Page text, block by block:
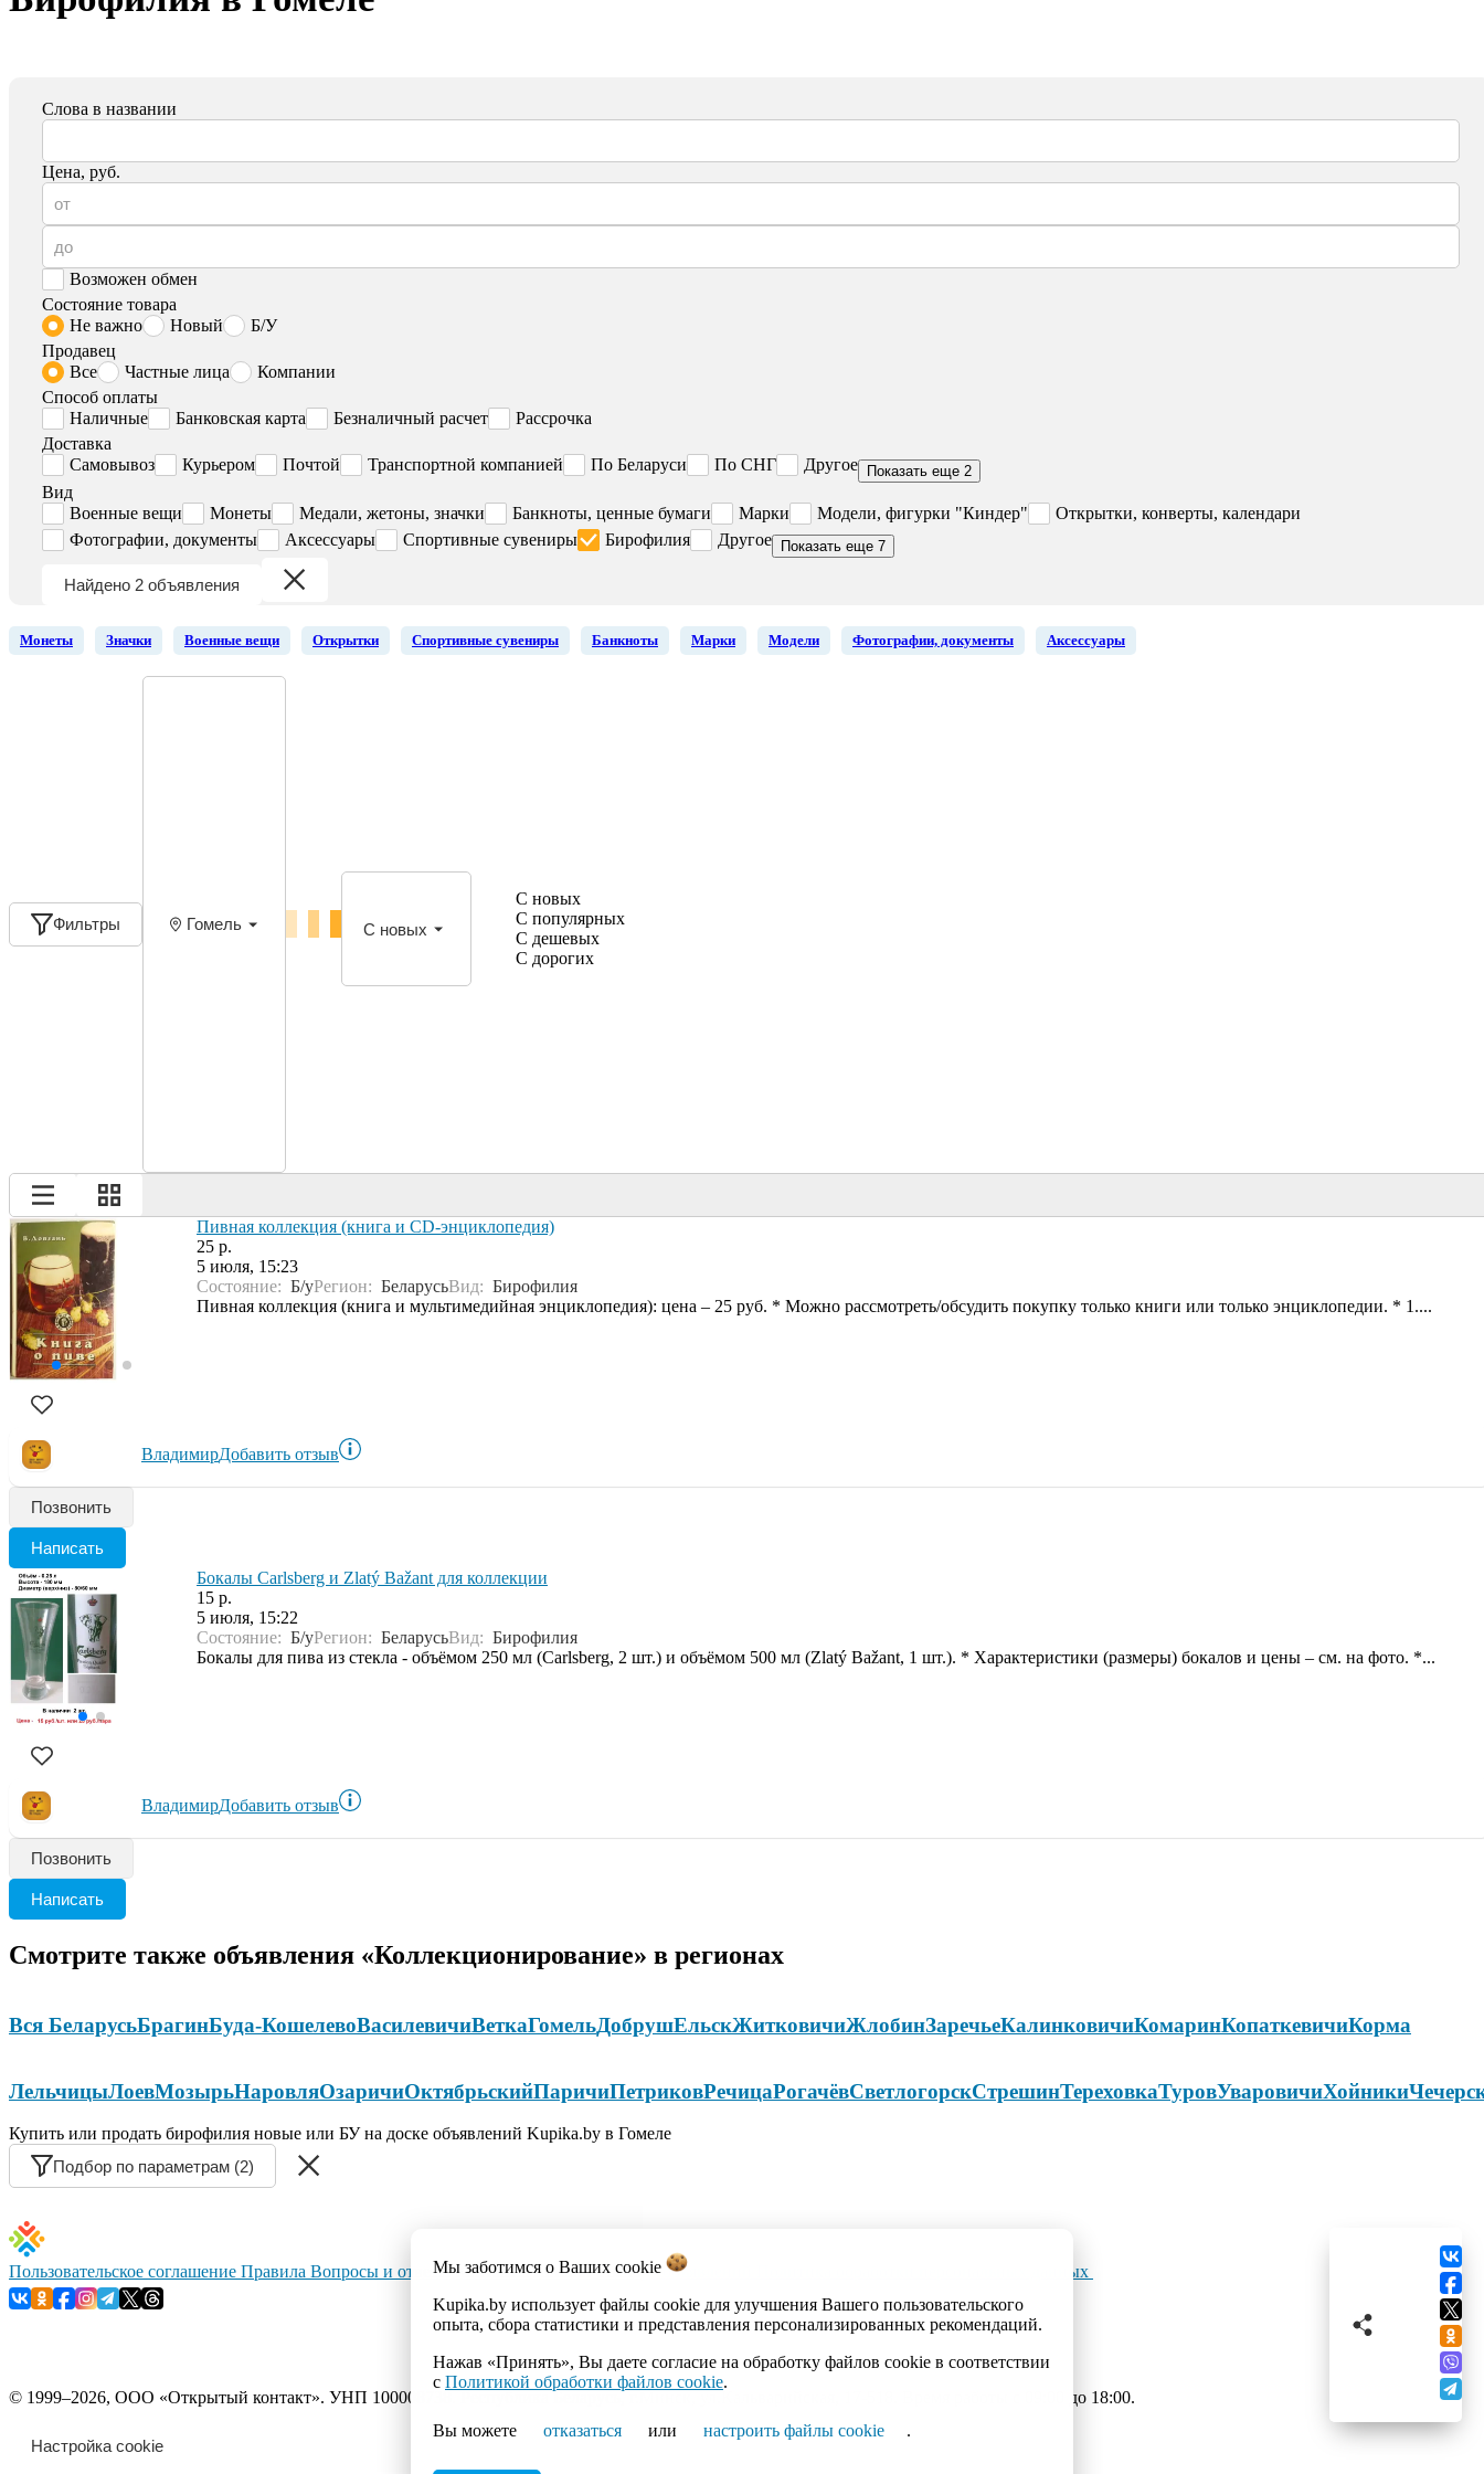
Слова в названии
Цена, руб.
Возможен обмен
Состояние товара
Не важно
Новый
Б/У
Продавец
Все
Частные лица
Компании
Способ оплаты
Наличные
Банковская карта Безналичный расчет
Рассрочка
Доставка
Самовывоз
Курьером Почтой Транспортной компанией По Беларуси По СНГ Другое Показать еще 2
Вид
Военные вещи
Монеты Медали, жетоны, значки Банкноты, ценные бумаги Марки Модели, фигурки "Киндер"
Открытки, конверты, календари
Фотографии, документы
Аксессуары Спортивные сувениры Бирофилия Другое Показать еще 7
Найдено 2 объявления
Монеты Значки Военные вещи Открытки Спортивные сувениры Банкноты Марки Модели Фотографии, документы Аксессуары
Фильтры Гомель С новых
С новых
С популярных
С дешевых
С дорогих
Пивная коллекция (книга и CD-энциклопедия)
25 р.
5 июля, 15:23
Состояние: Б/уРегион: БеларусьВид: Бирофилия
Пивная коллекция (книга и мультимедийная энциклопедия): цена – 25 руб. * Можно рассмотреть/обсудить покупку только книги или только энциклопедии. * 1....
ВладимирДобавить отзыв
Позвонить
Написать
Бокалы Carlsberg и Zlatý Bažant для коллекции
15 р.
5 июля, 15:22
Состояние: Б/уРегион: БеларусьВид: Бирофилия
Бокалы для пива из стекла - объёмом 250 мл (Carlsberg, 2 шт.) и объёмом 500 мл (Zlatý Bažant, 1 шт.). * Характеристики (размеры) бокалов и цены – см. на фото. *...
ВладимирДобавить отзыв
Позвонить
Написать
Смотрите также объявления «Коллекционирование» в регионах
Вся БеларусьБрагинБуда-КошелевоВасилевичиВеткаГомельДобрушЕльскЖитковичиЖлобинЗаречьеКалинковичиКомаринКопаткевичиКорма
ЛельчицыЛоевМозырьНаровляОзаричиОктябрьскийПаричиПетриковРечицаРогачёвСветлогорскСтрешинТереховкаТуровУваровичиХойники
Купить или продать бирофилия новые или БУ на доске объявлений Kupika.by в Гомеле
Подбор по параметрам (2)
Мы заботимся о Ваших cookie
Kupika.by использует файлы cookie для улучшения Вашего пользовательского
опыта, сбора статистики и представления персонализированных рекомендаций.
Нажав «Принять», Вы даете согласие на обработку файлов cookie в соответствии
с Политикой обработки файлов cookie.
Вы можете отказаться или настроить файлы cookie .
Пользовательское соглашение Правила Вопросы и ответыКонтактыКаталогИмпорт объявлений Политика обработки персональных данных
© 1999–2026, ООО «Открытый контакт». УНП 100008738. Республика Беларусь, г.Минск, ул.Кальварийская, 17-518. Время работы с 09:00 до 18:00.
Настройка cookie